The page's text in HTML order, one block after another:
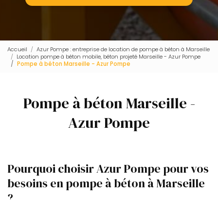
Accueil
Azur Pompe : entreprise de location de pompe à béton à Marseille
Location pompe à béton mobile, béton projeté Marseille - Azur Pompe
Pompe à béton Marseille - Azur Pompe
Pompe à béton Marseille -
Azur Pompe
Pourquoi choisir Azur Pompe pour vos
besoins en pompe à béton à Marseille